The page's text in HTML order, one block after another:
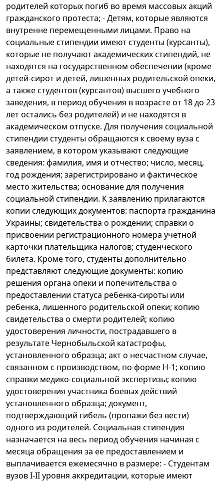
родителей которых погиб во время массовых акций
гражданского протеста; - Детям, которые являются
внутренне перемещенными лицами. Право на
социальные стипендии имеют студенты (курсанты),
которые не получают академических стипендий, не
находятся на государственном обеспечении (кроме
детей-сирот и детей, лишенных родительской опеки,
а также студентов (курсантов) высшего учебного
заведения, в период обучения в возрасте от 18 до 23
лет остались без родителей) и не находятся в
академическом отпуске. Для получения социальной
стипендии студенты обращаются к своему вуза с
заявлением, в котором указывают следующие
сведения: фамилия, имя и отчество; число, месяц,
год рождения; зарегистрировано и фактическое
место жительства; основание для получения
социальной стипендии. К заявлению прилагаются
копии следующих документов: паспорта гражданина
Украины; свидетельства о рождении; справки о
присвоении регистрационного номера учетной
карточки плательщика налогов; студенческого
билета. Кроме того, студенты дополнительно
представляют следующие документы: копию
решения органа опеки и попечительства о
предоставлении статуса ребенка-сироты или
ребенка, лишенного родительской опеки; копию
свидетельства о смерти родителей; копию
удостоверения личности, пострадавшего в
результате Чернобыльской катастрофы,
установленного образца; акт о несчастном случае,
связанном с производством, по форме Н-1; копию
справки медико-социальной экспертизы; копию
удостоверения участника боевых действий
установленного образца; документ,
подтверждающий гибель (пропажи без вести)
одного из родителей. Социальная стипендия
назначается на весь период обучения начиная с
месяца обращения за ее предоставлением и
выплачивается ежемесячно в размере: - Студентам
вузов I-II уровня аккредитации, которые имеют